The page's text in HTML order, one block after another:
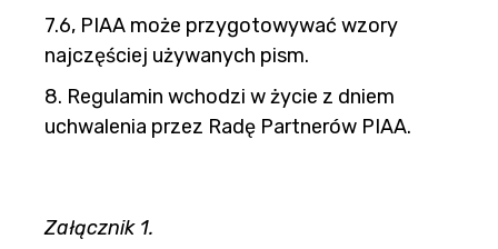
7.6, PIAA może przygotowywać wzory
najczęściej używanych pism.
8. Regulamin wchodzi w życie z dniem
uchwalenia przez Radę Partnerów PIAA.
Załącznik 1.